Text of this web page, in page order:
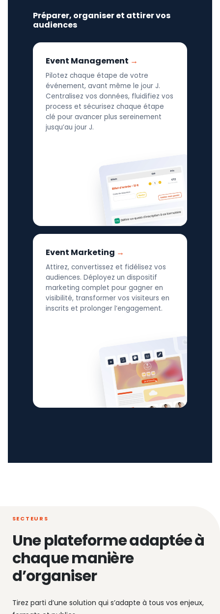
Préparer, organiser et attirer vos
audiences
Event Management
Pilotez chaque étape de votre
événement, avant même le jour J.
Centralisez vos données, fluidifiez vos
process et sécurisez chaque étape
clé pour avancer plus sereinement
jusqu’au jour J.
Event Marketing
Attirez, convertissez et fidélisez vos
audiences. Déployez un dispositif
marketing complet pour gagner en
visibilité, transformer vos visiteurs en
inscrits et prolonger l’engagement.
SECTEURS
Une plateforme adaptée à
chaque manière
d’organiser
Tirez parti d’une solution qui s’adapte à tous vos enjeux,